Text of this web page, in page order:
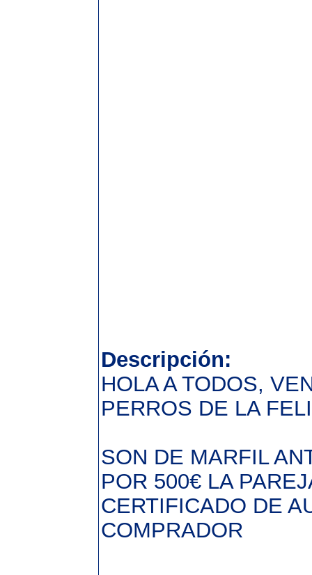
Descripción:
HOLA A TODOS,
PERROS DE LA
SON DE MARFIL
POR 500€ LA
CERTIFICADO DE
COMPRADOR